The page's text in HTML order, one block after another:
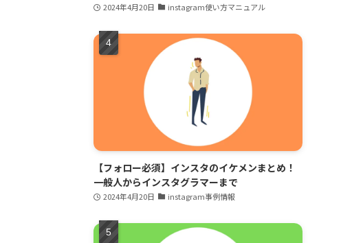
2024年4月20日 instagram使い方マニュアル
【フォロー必須】インスタのイケメンまとめ！
一般人からインスタグラマーまで
2024年4月20日 instagram事例情報